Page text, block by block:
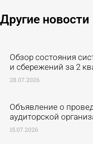
Другие новости ​
Обзор состояния
и сбережений за 2
28.07.2026
Объявление о
аудиторской
15.07.2026